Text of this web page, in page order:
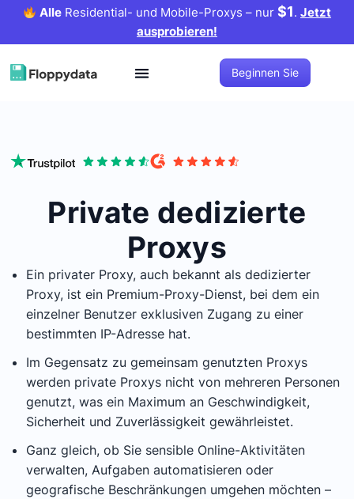
Alle Residential- und Mobile-Proxys – nur$1.Jetzt
ausprobieren!
Beginnen Sie
Private dedizierte
Proxys
Ein privater Proxy, auch bekannt als dedizierter
Proxy, ist ein Premium-Proxy-Dienst, bei dem ein
einzelner Benutzer exklusiven Zugang zu einer
bestimmten IP-Adresse hat.
Im Gegensatz zu gemeinsam genutzten Proxys
werden private Proxys nicht von mehreren Personen
genutzt, was ein Maximum an Geschwindigkeit,
Sicherheit und Zuverlässigkeit gewährleistet.
Ganz gleich, ob Sie sensible Online-Aktivitäten
verwalten, Aufgaben automatisieren oder
geografische Beschränkungen umgehen möchten –